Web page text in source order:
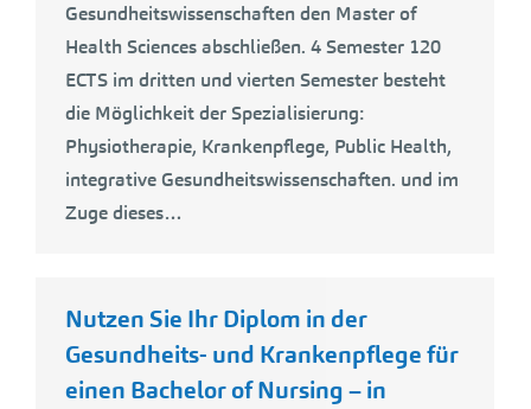
Gesundheitswissenschaften den Master of
Health Sciences abschließen. 4 Semester 120
ECTS im dritten und vierten Semester besteht
die Möglichkeit der Spezialisierung:
Physiotherapie, Krankenpflege, Public Health,
integrative Gesundheitswissenschaften. und im
Zuge dieses…
Nutzen Sie Ihr Diplom in der
Gesundheits- und Krankenpflege für
einen Bachelor of Nursing – in